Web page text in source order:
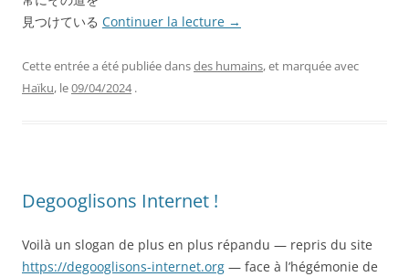
見つけている Continuer la lecture →
Cette entrée a été publiée dansdes humains, et marquée avec
Haïku, le09/04/2024 .
Degooglisons Internet !
Voilà un slogan de plus en plus répandu — repris du site
https://degooglisons-internet.org — face à l’hégémonie de